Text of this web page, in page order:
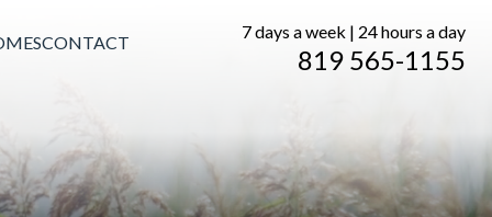
CONTACT
7 days a week | 24 hours a day
819 565-1155